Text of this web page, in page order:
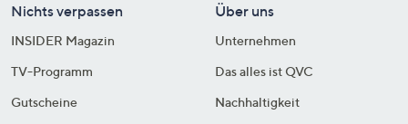
Nichts verpassen
INSIDER Magazin
TV-Programm
Gutscheine
Über uns
Unternehmen
Das alles ist QVC
Nachhaltigkeit